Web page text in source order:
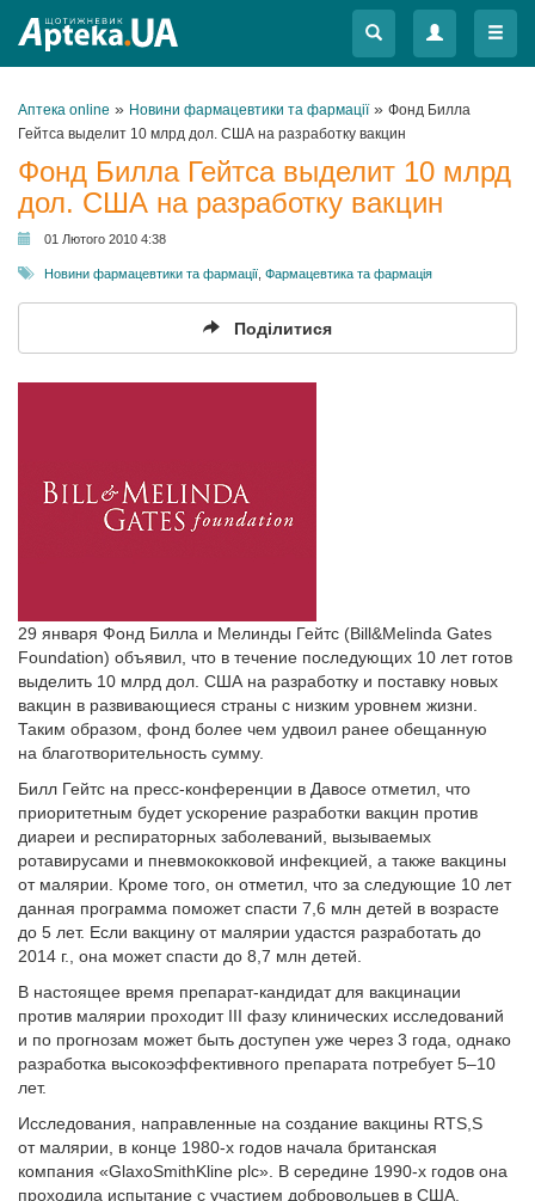
Меню
Меню
Аптека online » Новини фармацевтики та фармації» Фонд Билла
Гейтса выделит 10 млрд дол. США на разработку вакцин
Фонд Билла Гейтса выделит 10 млрд
дол. США на разработку вакцин
01 Лютого 2010 4:38
Новини фармацевтики та фармації Фармацевтика та фармація
Поділитися
29 января Фонд Билла и Мелинды Гейтс (Bill&Melinda Gates
Foundation) объявил, что в течение последую­щих 10 лет готов
выделить 10 млрд дол. США на разработку и поставку новых
вакцин в развивающиеся страны с низким уровнем жизни.
Таким образом, фонд более чем удвоил ранее обещанную
на благотворительность сумму.
Билл Гейтс на пресс-конференции в Давосе отметил, что
приоритетным будет ускорение разработки вакцин против
диареи и респираторных заболеваний, вызываемых
ротавирусами и пневмококковой инфекцией, а также вакцины
от малярии. Кроме того, он отметил, что за следующие 10 лет
данная программа поможет спасти 7,6 млн детей в возрасте
до 5 лет. Если вакцину от малярии удастся разработать до
2014 г., она может спасти до 8,7 млн детей.
В настоящее время препарат-кандидат для вакцинации
против малярии проходит III фазу клинических исследований
и по прогнозам может быть доступен уже через 3 года, однако
разработка высокоэффективного препарата потребует 5–10
лет.
Исследования, направленные на создание вакцины RTS,S
от малярии, в конце 1980-х годов начала британская
компания «GlaxoSmithKline plc». В середине 1990-х годов она
проходила испытание с участием добровольцев в США.